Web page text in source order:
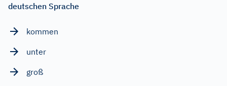
deutschen Sprache
kommen
unter
groß